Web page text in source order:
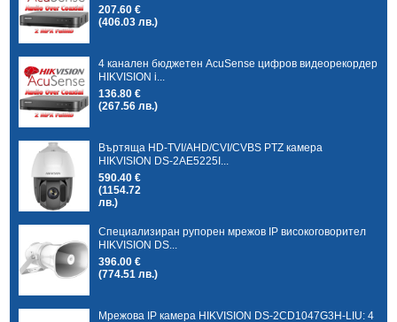
207.60 €
(406.03 лв.)
4 канален бюджетен AcuSense цифров видеорекордер
HIKVISION i...
136.80 €
(267.56 лв.)
Въртяща HD-TVI/AHD/CVI/CVBS PTZ камера
HIKVISION DS-2AE5225I...
590.40 €
(1154.72
лв.)
Специализиран рупорен мрежов IP високоговорител
HIKVISION DS...
396.00 €
(774.51 лв.)
Мрежова IP камера HIKVISION DS-2CD1047G3H-LIU: 4